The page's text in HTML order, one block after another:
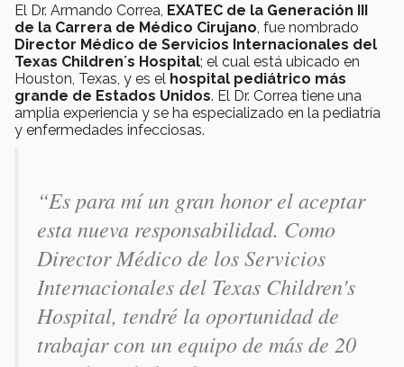
El Dr. Armando Correa, EXATEC de la Generación III
de la Carrera de Médico Cirujano , fue nombrado
Director Médico de Servicios Internacionales del
Texas Children´s Hospital; el cual está ubicado en
Houston, Texas, y es el hospital pediátrico más
grande de Estados Unidos. El Dr. Correa tiene una
amplia experiencia y se ha especializado en la pediatría
y enfermedades infecciosas.
“Es para mí un gran honor el aceptar
esta nueva responsabilidad. Como
Director Médico de los Servicios
Internacionales del Texas Children's
Hospital, tendré la oportunidad de
trabajar con un equipo de más de 20